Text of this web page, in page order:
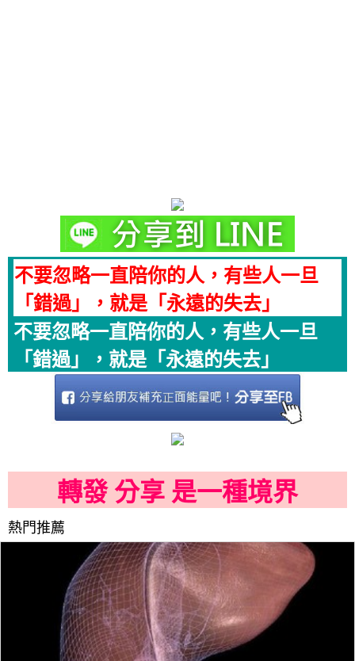
不要忽略一直陪你的人，有些人一旦
「錯過」，就是「永遠的失去」
不要忽略一直陪你的人，有些人一旦
「錯過」，就是「永遠的失去」
轉發 分享 是一種境界
熱門推薦